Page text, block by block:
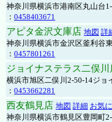
神奈川県横浜市港南区丸山台
： 0458403671
アピタ金沢文庫店 地図 詳
神奈川県横浜市金沢区釜利谷
： 0457801261
ジョイナステラス二俣川
横浜市旭区二俣川2-50-14ジョ
： 0453662281
西友鶴見店 地図 詳細 お気
神奈川県横浜市鶴見区豊岡町